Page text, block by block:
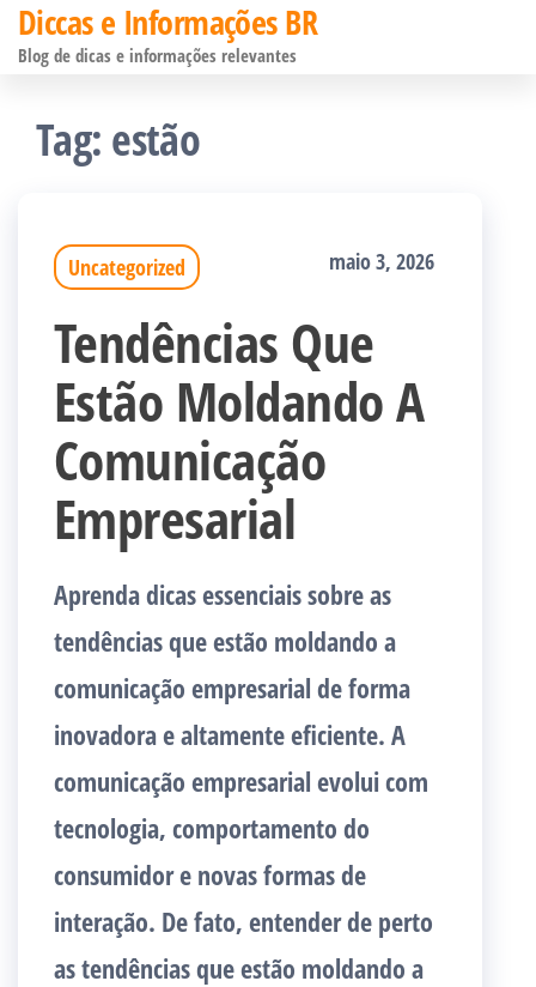
Pular
para
conteúdo
Diccas e Informações BR
Blog de dicas e informações relevantes
Tag: estão
Uncategorized maio 3, 2026
Tendências Que
Estão Moldando A
Comunicação
Empresarial
Aprenda dicas essenciais sobre as
tendências que estão moldando a
comunicação empresarial de forma
inovadora e altamente eficiente. A
comunicação empresarial evolui com
tecnologia, comportamento do
consumidor e novas formas de
interação. De fato, entender de perto
as tendências que estão moldando a